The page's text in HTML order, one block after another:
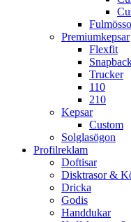
Premiumkepsar
Flexfit
Trucker
110
210
Kepsar
Custom
Solglasögon
Profilreklam
Doftisar
Disktrasor &
Dricka
Godis
Handdukar